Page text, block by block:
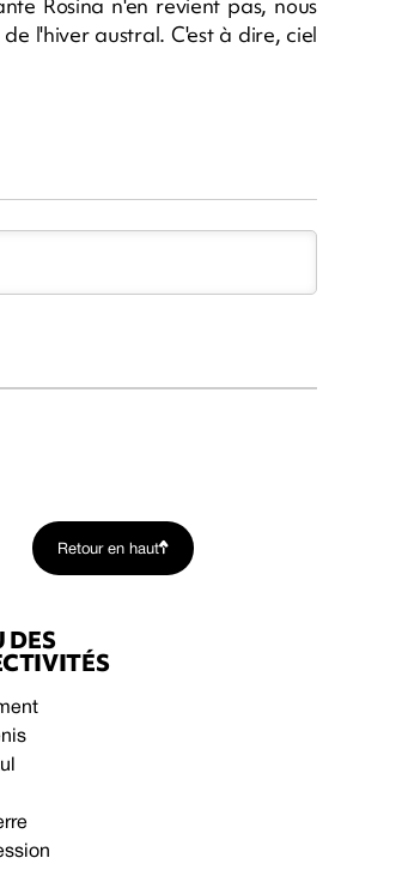
l'hiver austral. C'est à dire, ciel
Retour en haut
DES